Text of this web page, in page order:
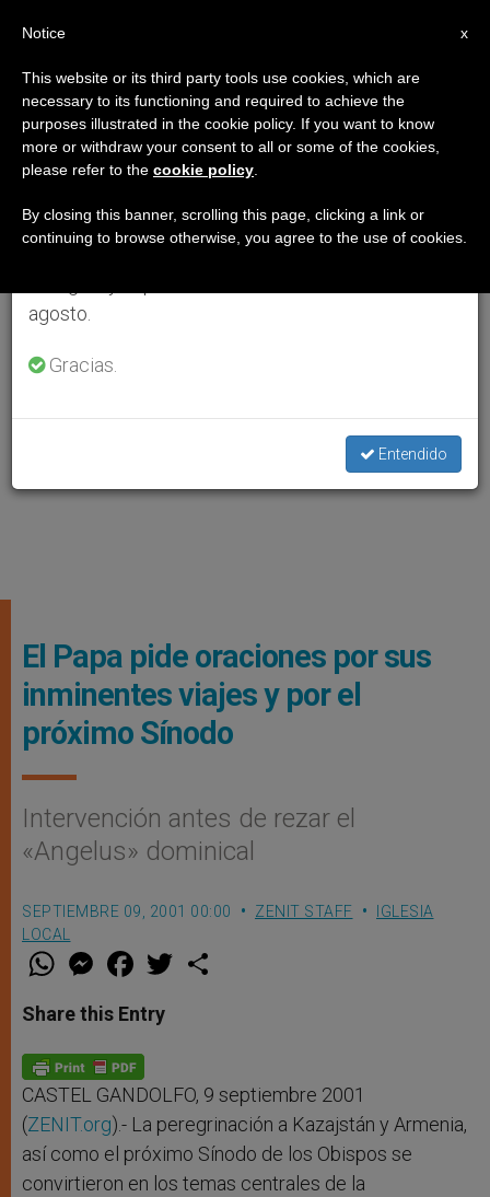
El Papa pide oraciones por sus
inminentes viajes y por el
próximo Sínodo
Intervención antes de rezar el
«Angelus» dominical
SEPTIEMBRE 09, 2001 00:00 ZENIT STAFF
IGLESIA
LOCAL
W
t
s
p
p
M
e
s
e
g
e
r
F
a
e
b
o
k
w
Share this Entry
CASTEL GANDOLFO, 9 septiembre 2001
(ZENIT.org).- La peregrinación a Kazajstán y Armenia,
así como el próximo Sínodo de los Obispos se
convirtieron en los temas centrales de la
×
Aviso importante
Del 27 de julio al 7 de agosto haremos la pausa
anual, aprovechando que en el periodo de verano
se generan menos informaciones y también el
agosto.
Gracias.
Entendido
x
Notice
This website or its third party tools use cookies, which are
necessary to its functioning and required to achieve the
purposes illustrated in the cookie policy. If you want to know
more or withdraw your consent to all or some of the cookies,
please refer to the cookie policy
By closing this banner, scrolling this page, clicking a link or
continuing to browse otherwise, you agree to the use of cookies.